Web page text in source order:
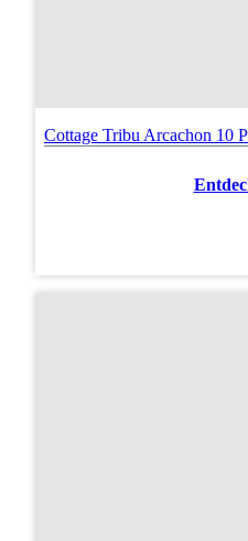
Cottage Tribu Arcachon 10